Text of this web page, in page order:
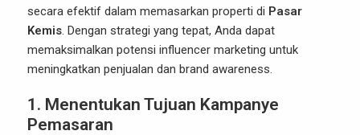
secara efektif dalam memasarkan properti di Pasar
Kemis. Dengan strategi yang tepat, Anda dapat
memaksimalkan potensi influencer marketing untuk
meningkatkan penjualan dan brand awareness.
1. Menentukan Tujuan Kampanye
Pemasaran